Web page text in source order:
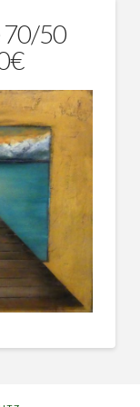
70/50